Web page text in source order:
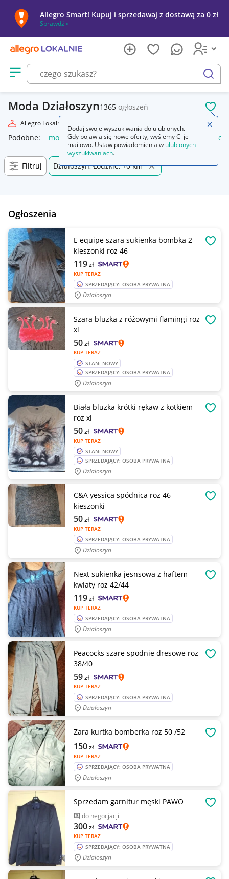
Allegro Smart! Kupuj i sprzedawaj z dostawą za 0 zł
Sprawdź »
Otwórz menu z kategoriami
szukaj
Moda Działoszyn1365 ogłoszeń
Allegro Lokalnie
Podobne: moda markowa moda 2026 moda damska
Filtruj Działoszyn, Łódzkie, +0 km
Ogłoszenia
E equipe szara sukienka bombka 2
kieszonki roz 46
KUP TERAZ
119zł
SPRZEDAJĄCY: OSOBA PRYWATNA
Działoszyn
Szara bluzka z różowymi flamingi roz
xl
KUP TERAZ
50zł
STAN: NOWY
SPRZEDAJĄCY: OSOBA PRYWATNA
Działoszyn
Biała bluzka krótki rękaw z kotkiem
roz xl
KUP TERAZ
50zł
STAN: NOWY
SPRZEDAJĄCY: OSOBA PRYWATNA
Działoszyn
C&A yessica spódnica roz 46
kieszonki
KUP TERAZ
50zł
SPRZEDAJĄCY: OSOBA PRYWATNA
Działoszyn
Next sukienka jesnsowa z haftem
kwiaty roz 42/44
KUP TERAZ
119zł
SPRZEDAJĄCY: OSOBA PRYWATNA
Działoszyn
Peacocks szare spodnie dresowe roz
38/40
KUP TERAZ
59zł
SPRZEDAJĄCY: OSOBA PRYWATNA
Działoszyn
Zara kurtka bomberka roz 50 /52
KUP TERAZ
150zł
SPRZEDAJĄCY: OSOBA PRYWATNA
Działoszyn
Sprzedam garnitur męski PAWO
do negocjacji
KUP TERAZ
300zł
SPRZEDAJĄCY: OSOBA PRYWATNA
Działoszyn
Dodaj swoje wyszukiwania do ulubionych.
Gdy pojawią się nowe oferty, wyślemy Ci je
mailowo. Ustaw powiadomienia w ulubionych
wyszukiwaniach.